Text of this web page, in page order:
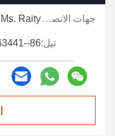
جهات الاتصال: Ms. Raity
تيل:86--13235363441